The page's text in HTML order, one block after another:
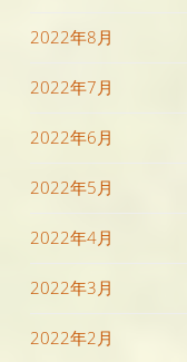
2022年8月
2022年7月
2022年6月
2022年5月
2022年4月
2022年3月
2022年2月